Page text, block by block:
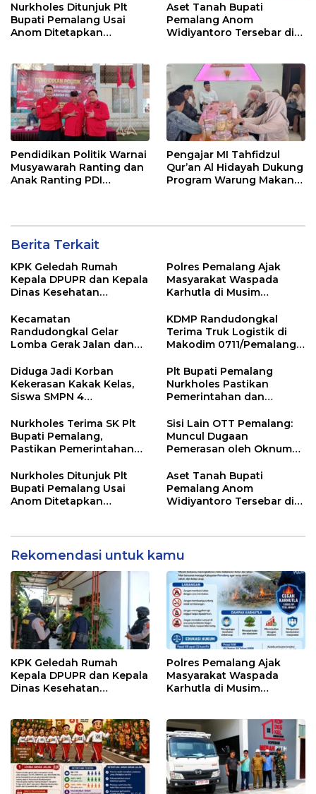
Nurkholes Ditunjuk Plt
Bupati Pemalang Usai
Anom Ditetapkan
Aset Tanah Bupati
Pemalang Anom
Widiyantoro Tersebar di
Pendidikan Politik Warnai
Musyawarah Ranting dan
Anak Ranting PDI
Pengajar MI Tahfidzul
Qur’an Al Hidayah Dukung
Program Warung Makan
Berita Terkait
KPK Geledah Rumah
Kepala DPUPR dan Kepala
Dinas Kesehatan
Polres Pemalang Ajak
Masyarakat Waspada
Karhutla di Musim
Kecamatan
Randudongkal Gelar
Lomba Gerak Jalan dan
HUT RI ke-81
KDMP Randudongkal
Terima Truk Logistik di
Makodim 0711/Pemalang
Desa
Diduga Jadi Korban
Kekerasan Kakak Kelas,
Siswa SMPN 4
Dunia
Plt Bupati Pemalang
Nurkholes Pastikan
Pemerintahan dan
Berjalan
Nurkholes Terima SK Plt
Bupati Pemalang,
Pastikan Pemerintahan
Sisi Lain OTT Pemalang:
Muncul Dugaan
Pemerasan oleh Oknum
Nurkholes Ditunjuk Plt
Bupati Pemalang Usai
Anom Ditetapkan
Aset Tanah Bupati
Pemalang Anom
Widiyantoro Tersebar di
Rekomendasi untuk kamu
KPK Geledah Rumah
Kepala DPUPR dan Kepala
Dinas Kesehatan
Polres Pemalang Ajak
Masyarakat Waspada
Karhutla di Musim